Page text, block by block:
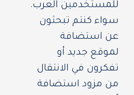
للمستخدمين العرب.
سواء كنتم تبحثون
عن استضافة
لموقع جديد أو
تفكرون في الانتقال
من مزود استضافة